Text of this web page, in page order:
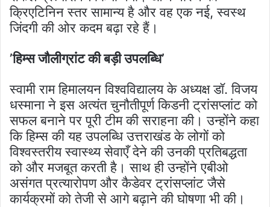
क्रिएटिनिन स्तर सामान्य है और वह एक नई, स्वस्थ
जिंदगी की ओर कदम बढ़ा रहे हैं।
’हिम्स जौलीग्रांट की बड़ी उपलब्धि’
स्वामी राम हिमालयन विश्वविद्यालय के अध्यक्ष डॉ. विजय
धस्माना ने इस अत्यंत चुनौतीपूर्ण किडनी ट्रांसप्लांट को
सफल बनाने पर पूरी टीम की सराहना की। उन्होंने कहा
कि हिम्स की यह उपलब्धि उत्तराखंड के लोगों को
विश्वस्तरीय स्वास्थ्य सेवाएँ देने की उनकी प्रतिबद्धता
को और मजबूत करती है। साथ ही उन्होंने एबीओ
असंगत प्रत्यारोपण और कैडेवर ट्रांसप्लांट जैसे
कार्यक्रमों को तेजी से आगे बढ़ाने की घोषणा भी की।